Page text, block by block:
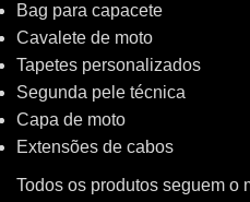
Bag para capacete
Cavalete de moto
Tapetes personalizados
Segunda pele técnica
Capa de moto
Extensões de cabos
Todos os produtos seguem o